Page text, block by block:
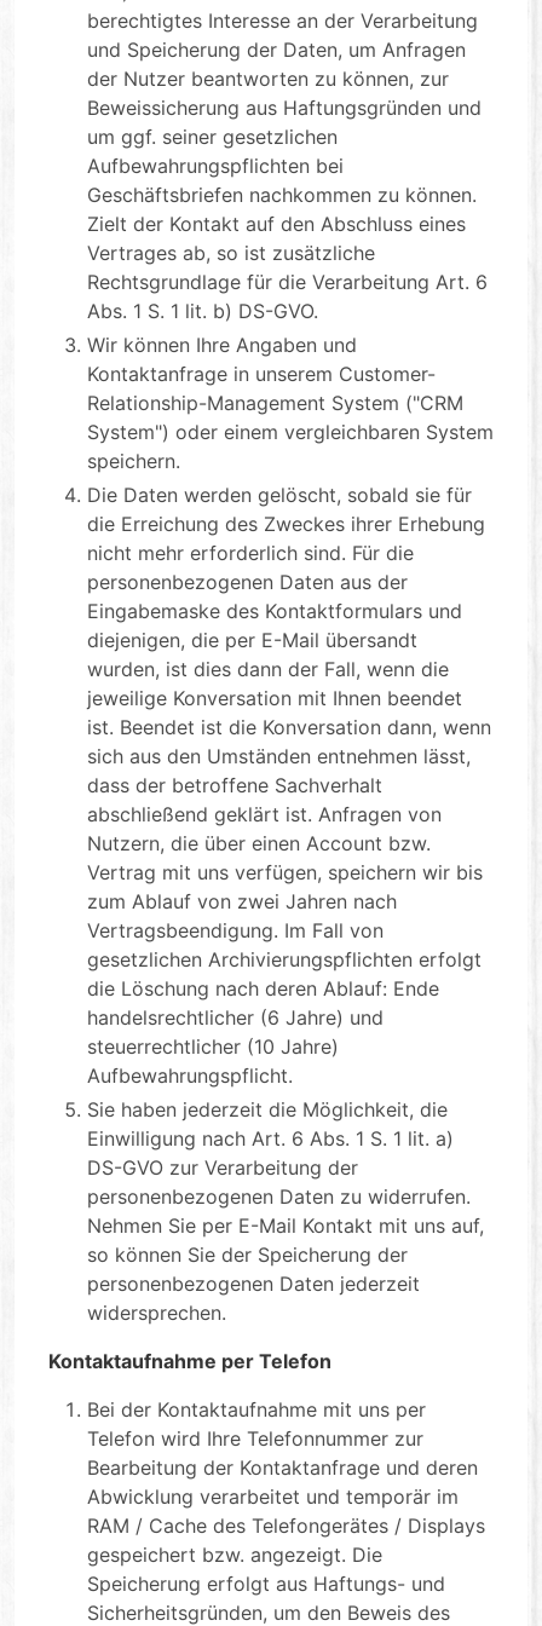
berechtigtes Interesse an der Verarbeitung
und Speicherung der Daten, um Anfragen
der Nutzer beantworten zu können, zur
Beweissicherung aus Haftungsgründen und
um ggf. seiner gesetzlichen
Aufbewahrungspflichten bei
Geschäftsbriefen nachkommen zu können.
Zielt der Kontakt auf den Abschluss eines
Vertrages ab, so ist zusätzliche
Rechtsgrundlage für die Verarbeitung Art. 6
Abs. 1 S. 1 lit. b) DS-GVO.
Wir können Ihre Angaben und
Kontaktanfrage in unserem Customer-
Relationship-Management System ("CRM
System") oder einem vergleichbaren System
speichern.
Die Daten werden gelöscht, sobald sie für
die Erreichung des Zweckes ihrer Erhebung
nicht mehr erforderlich sind. Für die
personenbezogenen Daten aus der
Eingabemaske des Kontaktformulars und
diejenigen, die per E-Mail übersandt
wurden, ist dies dann der Fall, wenn die
jeweilige Konversation mit Ihnen beendet
ist. Beendet ist die Konversation dann, wenn
sich aus den Umständen entnehmen lässt,
dass der betroffene Sachverhalt
abschließend geklärt ist. Anfragen von
Nutzern, die über einen Account bzw.
Vertrag mit uns verfügen, speichern wir bis
zum Ablauf von zwei Jahren nach
Vertragsbeendigung. Im Fall von
gesetzlichen Archivierungspflichten erfolgt
die Löschung nach deren Ablauf: Ende
handelsrechtlicher (6 Jahre) und
steuerrechtlicher (10 Jahre)
Aufbewahrungspflicht.
Sie haben jederzeit die Möglichkeit, die
Einwilligung nach Art. 6 Abs. 1 S. 1 lit. a)
DS-GVO zur Verarbeitung der
personenbezogenen Daten zu widerrufen.
Nehmen Sie per E-Mail Kontakt mit uns auf,
so können Sie der Speicherung der
personenbezogenen Daten jederzeit
widersprechen.
Kontaktaufnahme per Telefon
Bei der Kontaktaufnahme mit uns per
Telefon wird Ihre Telefonnummer zur
Bearbeitung der Kontaktanfrage und deren
Abwicklung verarbeitet und temporär im
RAM / Cache des Telefongerätes / Displays
gespeichert bzw. angezeigt. Die
Speicherung erfolgt aus Haftungs- und
Sicherheitsgründen, um den Beweis des